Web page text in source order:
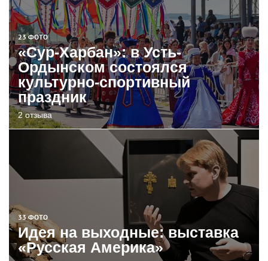
23 ФОТО
«Сур-Харбан»: в Усть-
Ордынском состоялся
культурно-спортивный
праздник
2 отзыва
33 ФОТО
Идея на выходные: выставка
«Русская Америка»